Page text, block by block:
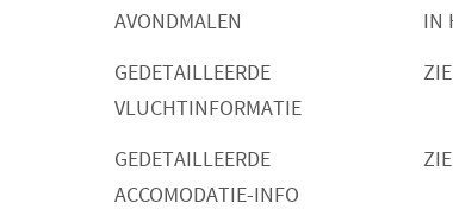
AVONDMALEN
IN
GEDETAILLEERDE
VLUCHTINFORMATIE
GEDETAILLEERDE
ACCOMODATIE-INFO